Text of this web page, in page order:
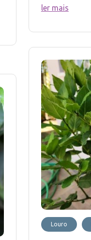
ler mais
Louro